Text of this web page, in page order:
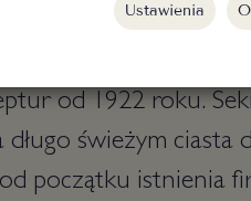
Pinerolo w
-
od 1922 roku.
długo świeżym
początku istnienia
Ustawienia